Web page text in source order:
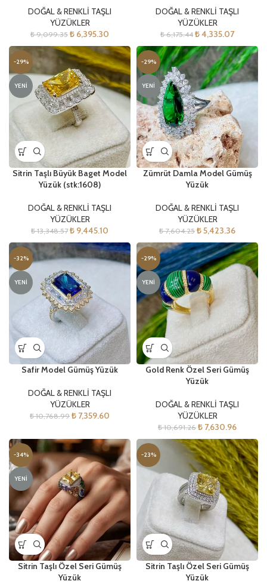
DOĞAL & RENKLİ TAŞLI
YÜZÜKLER
₺9,099.35 ₺ 6,395.30
DOĞAL & RENKLİ TAŞLI
YÜZÜKLER
₺6,175.44 ₺4,335.07
-29%
YENI
Sitrin Taşlı Büyük Baget Model
Yüzük (stk:1608)
DOĞAL & RENKLİ TAŞLI
YÜZÜKLER
₺13,348.57 ₺ 9,445.10
-29%
YENI
Zümrüt Damla Model Gümüş
Yüzük
DOĞAL & RENKLİ TAŞLI
YÜZÜKLER
₺7,604.25 ₺5,423.36
-32%
YENI
Safir Model Gümüş Yüzük
DOĞAL & RENKLİ TAŞLI
YÜZÜKLER
₺10,768.99 ₺ 7,359.60
-29%
YENI
Gold Renk Özel Seri Gümüş
Yüzük
DOĞAL & RENKLİ TAŞLI
YÜZÜKLER
₺10,691.26 ₺ 7,630.96
-34%
YENI
Sitrin Taşlı Özel Seri Gümüş
Yüzük
-23%
Sitrin Taşlı Özel Seri Gümüş
Yüzük